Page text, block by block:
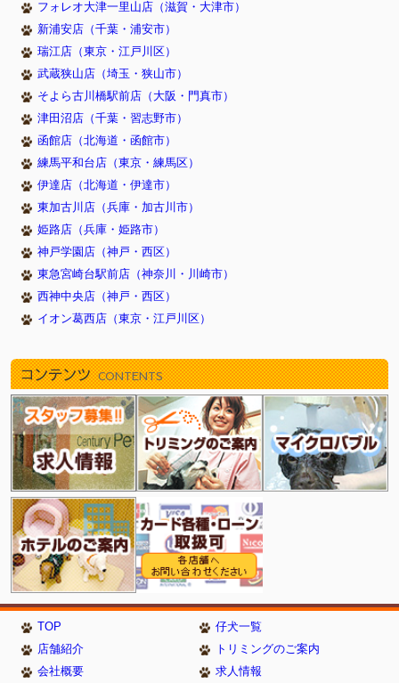
フォレオ大津一里山店（滋賀・大津市）
新浦安店（千葉・浦安市）
瑞江店（東京・江戸川区）
武蔵狭山店（埼玉・狭山市）
そよら古川橋駅前店（大阪・門真市）
津田沼店（千葉・習志野市）
函館店（北海道・函館市）
練馬平和台店（東京・練馬区）
伊達店（北海道・伊達市）
東加古川店（兵庫・加古川市）
姫路店（兵庫・姫路市）
神戸学園店（神戸・西区）
東急宮崎台駅前店（神奈川・川崎市）
西神中央店（神戸・西区）
イオン葛西店（東京・江戸川区）
コンテンツ CONTENTS
TOP
仔犬一覧
店舗紹介
トリミングのご案内
会社概要
求人情報